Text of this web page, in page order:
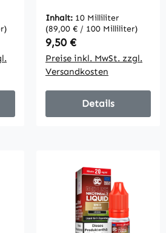
10mg/20mg
Inhalt: 10 Milliliter
(89,00 € / 100 Milliliter)
Regulärer Preis:
9,50 €
Preise inkl. MwSt. zzgl.
Versandkosten
Details